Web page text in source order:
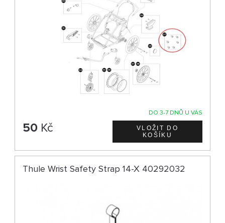
DO 3-7 DNŮ U VÁS
50 Kč
Thule Wrist Safety Strap 14-X 40292032